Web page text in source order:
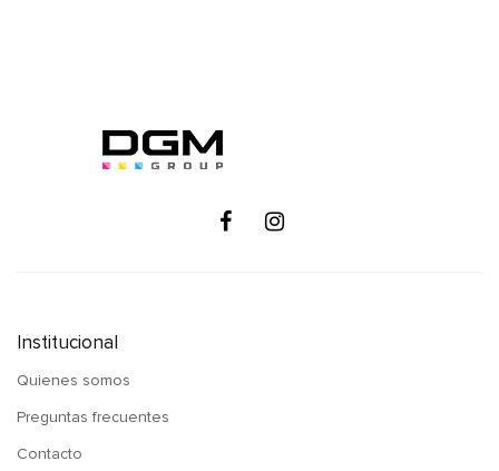
Institucional
Quienes somos
Preguntas frecuentes
Contacto